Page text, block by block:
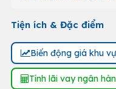
Tiện ích & Đặc điểm
Biến động giá khu
Tính lãi vay ngân